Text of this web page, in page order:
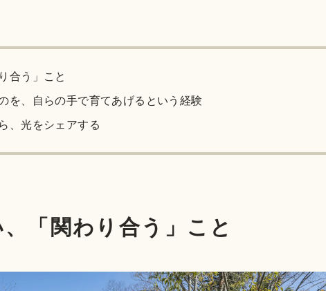
合う」こと
を、自らの手で育てあげるという経験
、光をシェアする
「関わり合う」こと